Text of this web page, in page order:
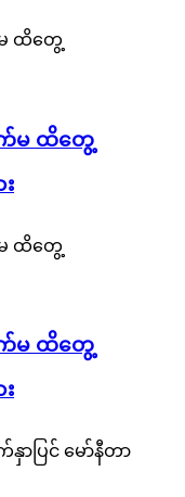
က်မ ထိတွေ့
က်မ ထိတွေ့